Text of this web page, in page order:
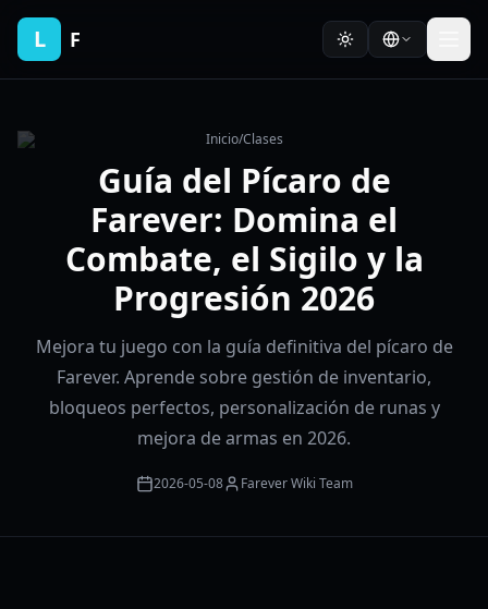
L F
Inicio/Clases
Guía del Pícaro de
Farever: Domina el
Combate, el Sigilo y la
Progresión 2026
Mejora tu juego con la guía definitiva del pícaro de
Farever. Aprende sobre gestión de inventario,
bloqueos perfectos, personalización de runas y
mejora de armas en 2026.
2026-05-08 Farever Wiki Team